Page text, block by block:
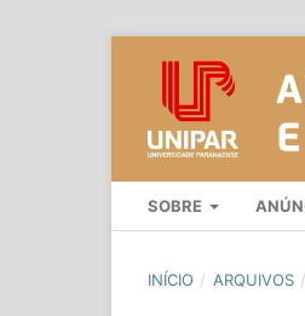
SOBRE
INÍCIO / ARQUIVOS /